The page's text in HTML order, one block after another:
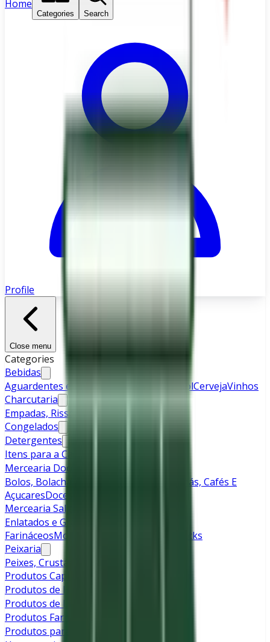
Home
Categories Search
Profile
Close menu
Categories
Bebidas
Aguardentes e Licores
Bebidas Sem ÁlcoolCervejaVinhos
Charcutaria
Empadas, Rissóis e Pataniscas
Congelados
Detergentes
Itens para a Casa
Mercearia Doce
Bolos, Bolachas e Sobremesas
Chás, Cafés E
AçucaresDoces
Mercearia Salgada
Enlatados e Grãos Secos
FarináceosMolhos
Snacks
Peixaria
Peixes, Crustáceos e Moluscos
Produtos Capilares
Produtos de Higiene Corporal
Produtos de Limpeza
Produtos Farmacêuticos
Produtos para Bebé